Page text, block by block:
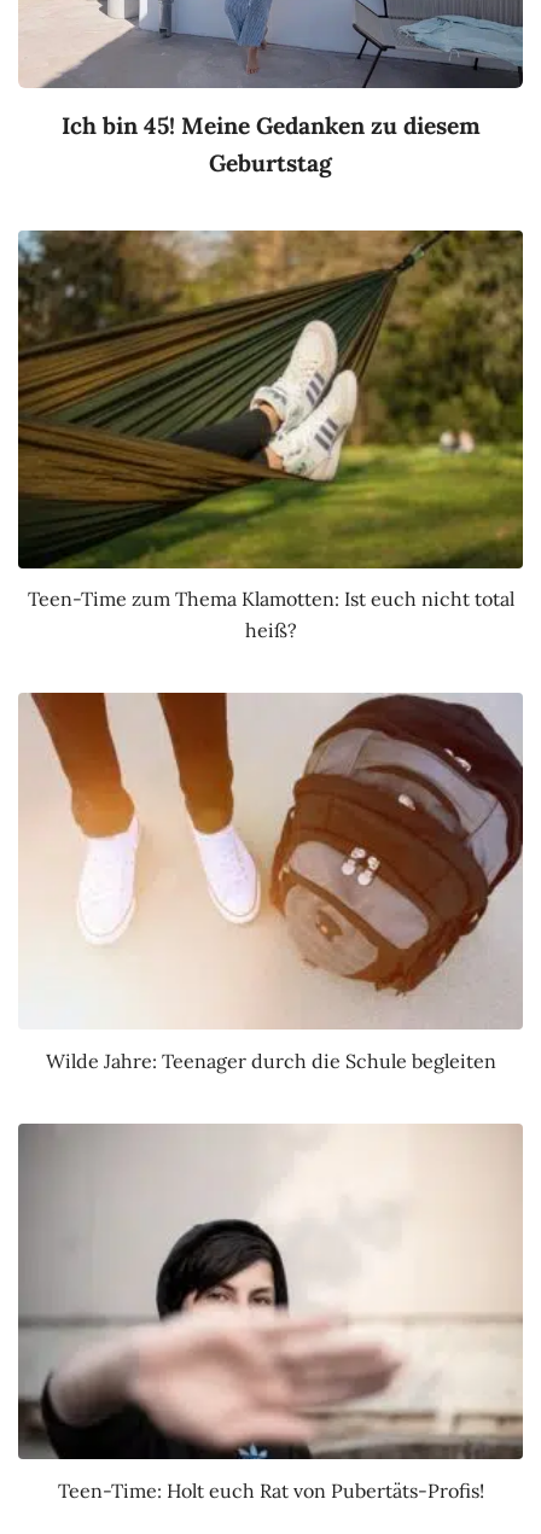
Ich bin 45! Meine Gedanken zu diesem
Geburtstag
Teen-Time zum Thema Klamotten: Ist euch nicht total
heiß?
Wilde Jahre: Teenager durch die Schule begleiten
Teen-Time: Holt euch Rat von Pubertäts-Profis!